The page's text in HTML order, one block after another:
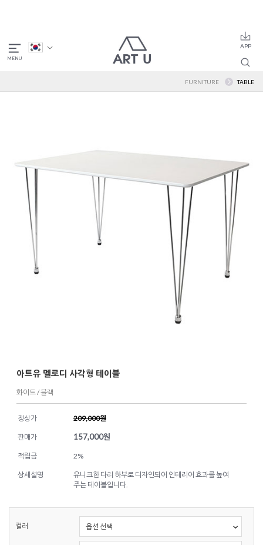
FURNITURE TABLE
아트유 멜로디 사각형 테이블
화이트 / 블랙
정상가 209,000원
판매가 157,000원
적립금 2%
상세설명
유니크한 다리 하부로 디자인되어 인테리어 효과를 높여
주는 테이블입니다.
컬러